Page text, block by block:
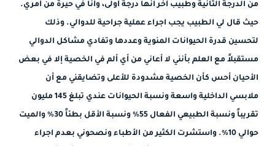
من الدرجة الثانية وطبيب آخر انها درجة أولى، وأنا في حيرة من أمري.
حيث قال لي الطبيب يجب اجراء عملية جراحية للدوالي. وذلك
لتحسين قدرة الحيوانات المنوية وعددها وتفادي مشاكل الدوالي
مستقبلاً مع العلم بأنني لا أعاني من أي ألم في الخصية إلا في بعض
الأحيان أحس كأن الخصية مشدودة للأعلى وتضايقني مع أن
ملابسي الداخلية واسعة ونسبة الحيوانات عندي تبلغ 145 مليون
تقريباً ونسبة الطبيعي الفعال 55٪ ونسبة الأقل بطئاً 30٪ والميت
حوالي 10٪. واستشرت الكثير من الأطباء ونصحوني بعدم اجراء